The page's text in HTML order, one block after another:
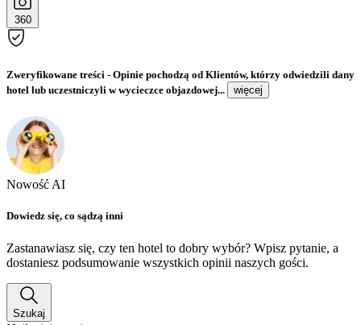
360
Zweryfikowane treści - Opinie pochodzą od Klientów, którzy odwiedzili dany
hotel lub uczestniczyli w wycieczce objazdowej...
więcej
Nowość AI
Dowiedz się, co sądzą inni
Zastanawiasz się, czy ten hotel to dobry wybór? Wpisz pytanie, a
dostaniesz podsumowanie wszystkich opinii naszych gości.
Szukaj